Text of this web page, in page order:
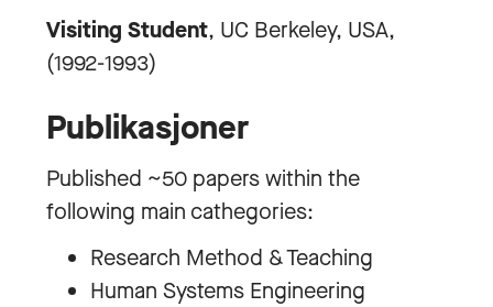
Visiting Student, UC Berkeley, USA,
(1992-1993)
Publikasjoner
Published ~50 papers within the
following main cathegories:
Research Method & Teaching
Human Systems Engineering